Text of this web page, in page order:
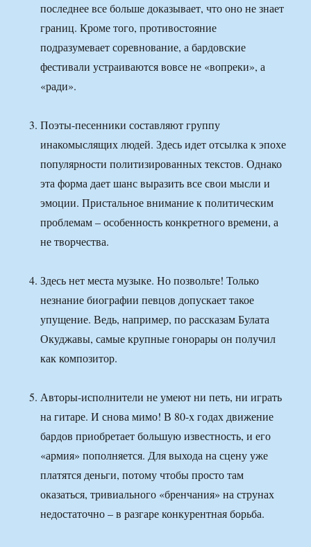
последнее все больше доказывает, что оно не знает
границ. Кроме того, противостояние
подразумевает соревнование, а бардовские
фестивали устраиваются вовсе не «вопреки», а
«ради».
Поэты-песенники составляют группу
инакомыслящих людей. Здесь идет отсылка к эпохе
популярности политизированных текстов. Однако
эта форма дает шанс выразить все свои мысли и
эмоции. Пристальное внимание к политическим
проблемам – особенность конкретного времени, а
не творчества.
Здесь нет места музыке. Но позвольте! Только
незнание биографии певцов допускает такое
упущение. Ведь, например, по рассказам Булата
Окуджавы, самые крупные гонорары он получил
как композитор.
Авторы-исполнители не умеют ни петь, ни играть
на гитаре. И снова мимо! В 80-х годах движение
бардов приобретает большую известность, и его
«армия» пополняется. Для выхода на сцену уже
платятся деньги, потому чтобы просто там
оказаться, тривиального «бренчания» на струнах
недостаточно – в разгаре конкурентная борьба.